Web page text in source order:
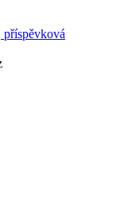
příspěvková